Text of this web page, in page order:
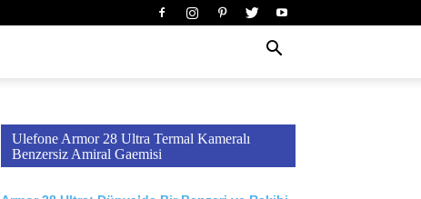
Ulefone Armor 28 Ultra Termal Kameralı
Benzersiz Amiral Gaemisi